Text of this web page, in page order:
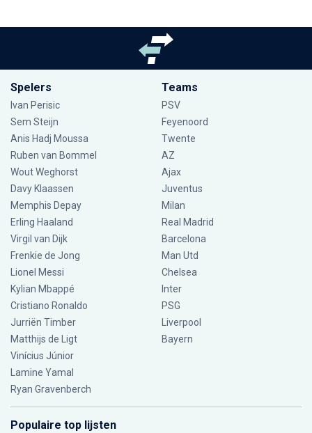
Spelers
Ivan Perisic
Sem Steijn
Anis Hadj Moussa
Ruben van Bommel
Wout Weghorst
Davy Klaassen
Memphis Depay
Erling Haaland
Virgil van Dijk
Frenkie de Jong
Lionel Messi
Kylian Mbappé
Cristiano Ronaldo
Jurriën Timber
Matthijs de Ligt
Vinícius Júnior
Lamine Yamal
Ryan Gravenberch
Teams
PSV
Feyenoord
Twente
AZ
Ajax
Juventus
Milan
Real Madrid
Barcelona
Man Utd
Chelsea
Inter
PSG
Liverpool
Bayern
Populaire top lijsten